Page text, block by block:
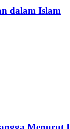
dalam Islam